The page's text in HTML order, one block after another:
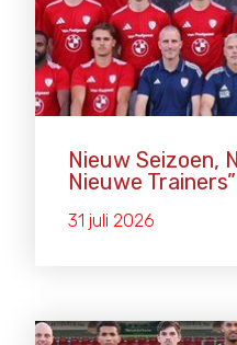
Nieuw Seizoen,
Nieuwe
31 juli 2026